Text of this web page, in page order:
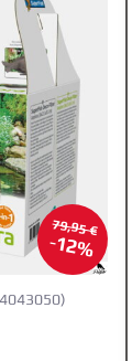
79,95 €
12%